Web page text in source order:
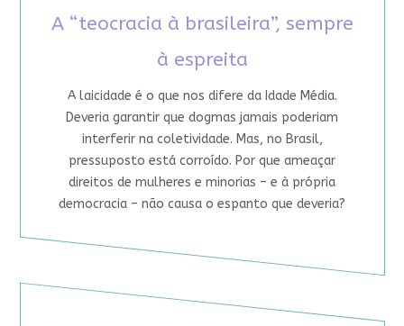
A “teocracia à brasileira”, sempre
à espreita
A laicidade é o que nos difere da Idade Média.
Deveria garantir que dogmas jamais poderiam
interferir na coletividade. Mas, no Brasil,
pressuposto está corroído. Por que ameaçar
direitos de mulheres e minorias – e à própria
democracia – não causa o espanto que deveria?